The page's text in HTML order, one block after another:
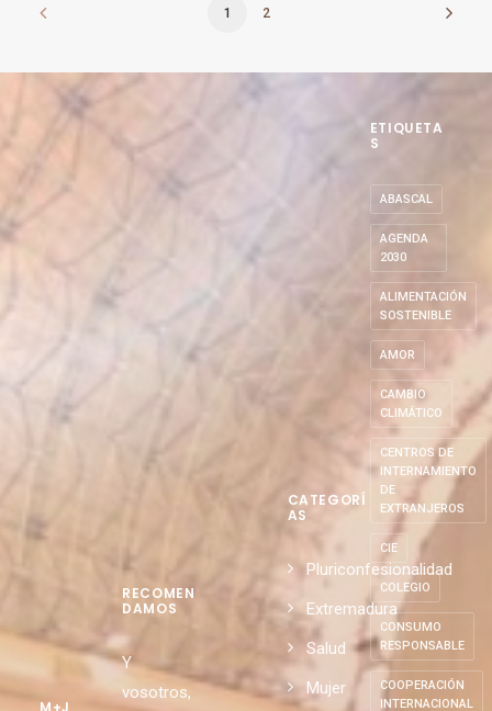
1 2
M+J
RECOMEN
DAMOS
Y
vosotros,
CATEGORÍ
AS
Pluriconfesionalidad
Extremadura
Salud
Mujer
ETIQUETA
S
ABASCAL
AGENDA
2030
ALIMENTACIÓN
SOSTENIBLE
AMOR
CAMBIO
CLIMÁTICO
CENTROS DE
INTERNAMIENTO
DE
EXTRANJEROS
CIE
COLEGIO
CONSUMO
RESPONSABLE
COOPERACIÓN
INTERNACIONAL